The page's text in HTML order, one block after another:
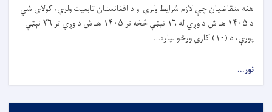
هغه متقاضیان چې لازم شرایط ولري او د افغانستان تابعیت ولري، کولای شي
د ۱۴۰۵ هـ ش د وږي له ۱۶ نېټې څخه تر ۱۴۰۵ هـ ش د وږي تر ۲۶ نېټې
پورې، د (۱۰) کاري ورځو لپاره...
نور...